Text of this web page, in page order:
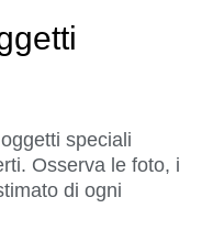
speciali
Osserva le foto, i
di ogni